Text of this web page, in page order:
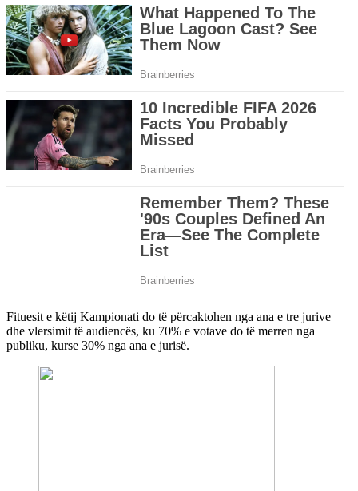
Fituesit e këtij Kampionati do të përcaktohen nga ana e tre jurive
dhe vlersimit të audiencës, ku 70% e votave do të merren nga
publiku, kurse 30% nga ana e jurisë.